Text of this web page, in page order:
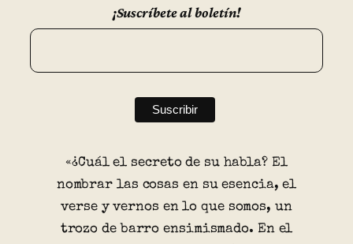
¡Suscríbete al boletín!
«¿Cuál el secreto de su habla? El
nombrar las cosas en su esencia, el
verse y vernos en lo que somos, un
trozo de barro ensimismado. En el